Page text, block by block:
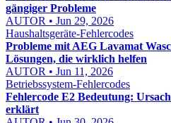
gängiger Probleme
AUTOR • Jun 29, 2026
Haushaltsgeräte-Fehlercodes
Probleme mit AEG Lavamat
Lösungen, die wirklich helfen
AUTOR • Jun 11, 2026
Betriebssystem-Fehlercodes
Fehlercode E2 Bedeutung:
erklärt